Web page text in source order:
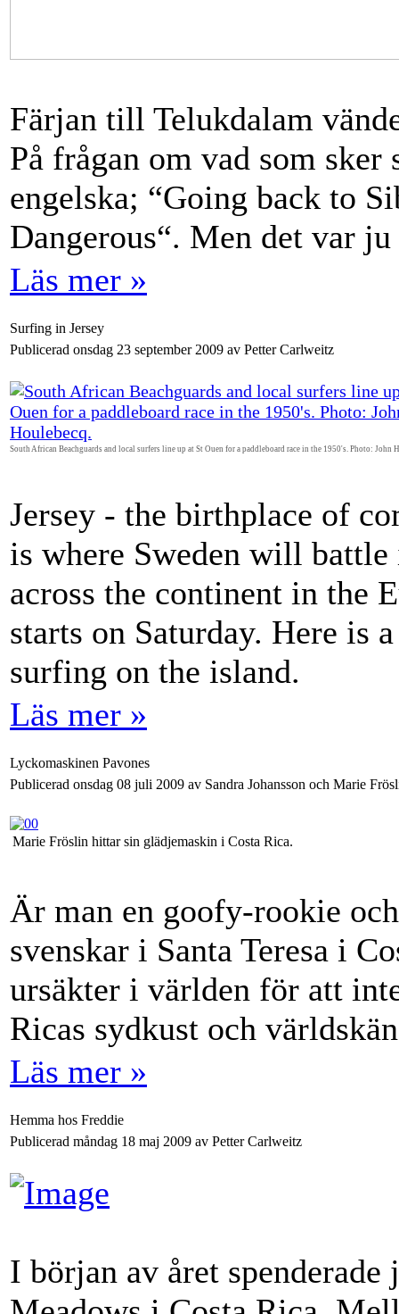
Färjan till Telukdalam
På frågan om vad som
engelska; “Going back to
Dangerous“. Men det var
Läs mer »
Surfing in Jersey
Publicerad onsdag 23 september 2009 av Petter Carlweitz
South African Beachguards and local surfers line up at St Ouen for a paddleboard race in the 1950's. Photo: John
Jersey - the birthplace of
is where Sweden will
across the continent in the
starts on Saturday. Here is
surfing on the island.
Läs mer »
Lyckomaskinen Pavones
Publicerad onsdag 08 juli 2009 av Sandra Johansson och Marie
Marie Fröslin hittar sin glädjemaskin i Costa Rica.
Är man en goofy-rookie
svenskar i Santa Teresa i
ursäkter i världen för att
Ricas sydkust och
Läs mer »
Hemma hos Freddie
Publicerad måndag 18 maj 2009 av Petter Carlweitz
I början av året spenderade